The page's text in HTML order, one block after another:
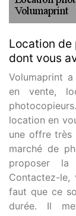
Location de
dont vous
Volumaprint a
en vente,
location en
une offre très
marché de
proposer
Contactez-le,
faut que ce
durée. Il